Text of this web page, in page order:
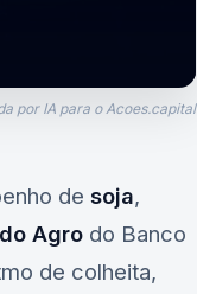
por IA para o Acoes.capital
de soja,
Agro do Banco
de colheita,